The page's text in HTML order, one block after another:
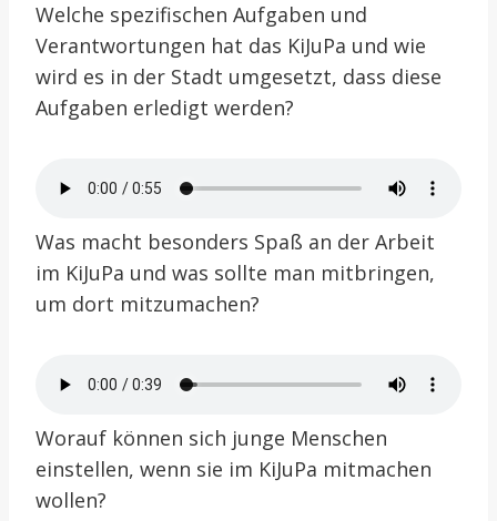
Welche spezifischen Aufgaben und
Verantwortungen hat das KiJuPa und wie
wird es in der Stadt umgesetzt, dass diese
Aufgaben erledigt werden?
Was macht besonders Spaß an der Arbeit
im KiJuPa und was sollte man mitbringen,
um dort mitzumachen?
Worauf können sich junge Menschen
einstellen, wenn sie im KiJuPa mitmachen
wollen?